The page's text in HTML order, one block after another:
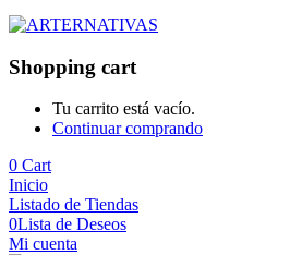
Shopping cart
Tu carrito está vacío.
Continuar comprando
0 Cart
Inicio
Listado de Tiendas
0Lista de Deseos
Mi cuenta